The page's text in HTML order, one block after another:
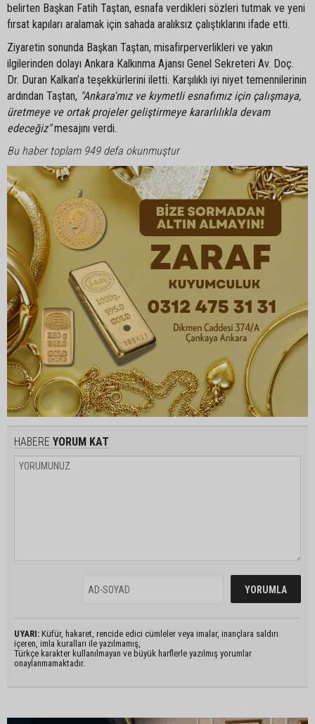
belirten Başkan Fatih Taştan, esnafa verdikleri sözleri tutmak ve yeni
fırsat kapıları aralamak için sahada aralıksız çalıştıklarını ifade etti.
Ziyaretin sonunda Başkan Taştan, misafirperverlikleri ve yakın
ilgilerinden dolayı Ankara Kalkınma Ajansı Genel Sekreteri Av. Doç.
Dr. Duran Kalkan’a teşekkürlerini iletti. Karşılıklı iyi niyet temennilerinin
ardından Taştan, "Ankara'mız ve kıymetli esnafımız için çalışmaya,
üretmeye ve ortak projeler geliştirmeye kararlılıkla devam
edeceğiz"mesajını verdi.
Bu haber toplam 949 defa okunmuştur
HABERE YORUM KAT
UYARI: Küfür, hakaret, rencide edici cümleler veya imalar, inançlara saldırı
içeren, imla kuralları ile yazılmamış,
Türkçe karakter kullanılmayan ve büyük harflerle yazılmış yorumlar
onaylanmamaktadır.